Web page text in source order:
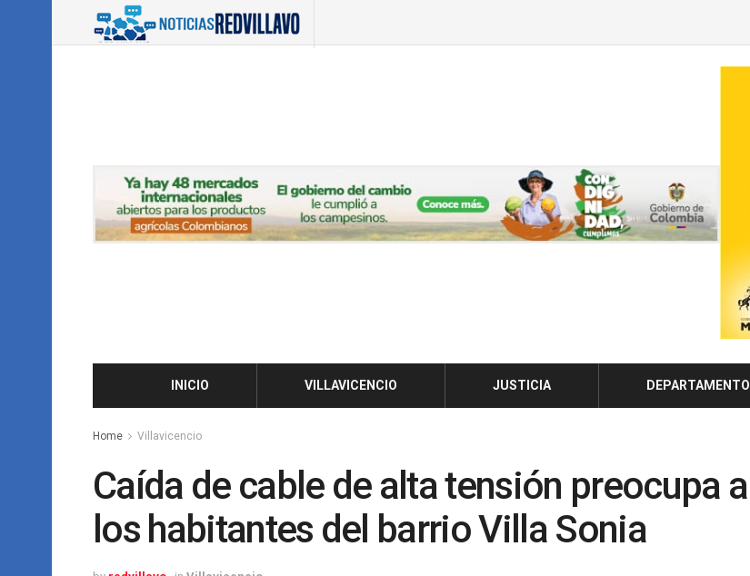
INICIO VILLAVICENCIO JUSTICIA DEPARTAMENTO
Home Villavicencio
Caída de cable de alta tensión preocupa a
los habitantes del barrio Villa Sonia